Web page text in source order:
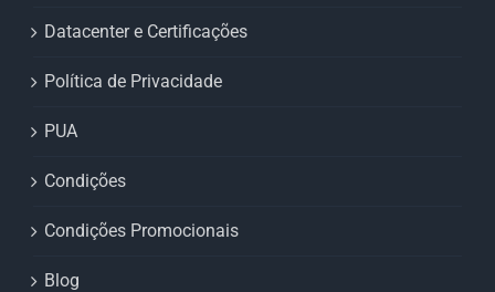
Datacenter e Certificações
Política de Privacidade
PUA
Condições
Condições Promocionais
Blog